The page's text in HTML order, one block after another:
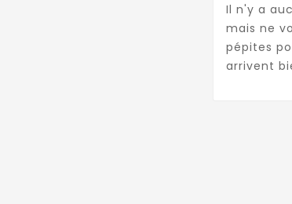
Il n'y a
mais ne
pépites
arrivent